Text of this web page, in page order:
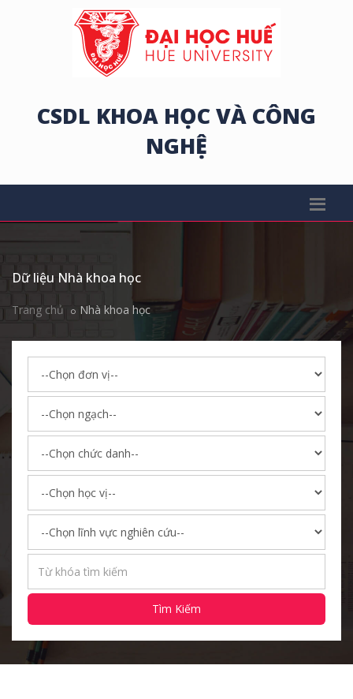
CSDL KHOA HỌC VÀ CÔNG
NGHỆ
Dữ liệu Nhà khoa học
Trang chủ Nhà khoa học
Tìm Kiếm